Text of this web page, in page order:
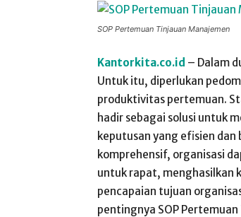
SOP Pertemuan Tinjauan Manajemen
Kantorkita.co.id – Dalam
Untuk itu, diperlukan
produktivitas pertemuan.
hadir sebagai solusi untuk
keputusan yang efisien dan
komprehensif, organisasi
untuk rapat, menghasilkan
pencapaian tujuan
pentingnya SOP